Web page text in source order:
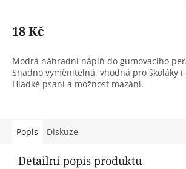
18 Kč
Modrá náhradní náplň do gumovacího
Snadno vyměnitelná, vhodná pro školáky
Hladké psaní a možnost mazání.
Popis Diskuze
Detailní popis produktu